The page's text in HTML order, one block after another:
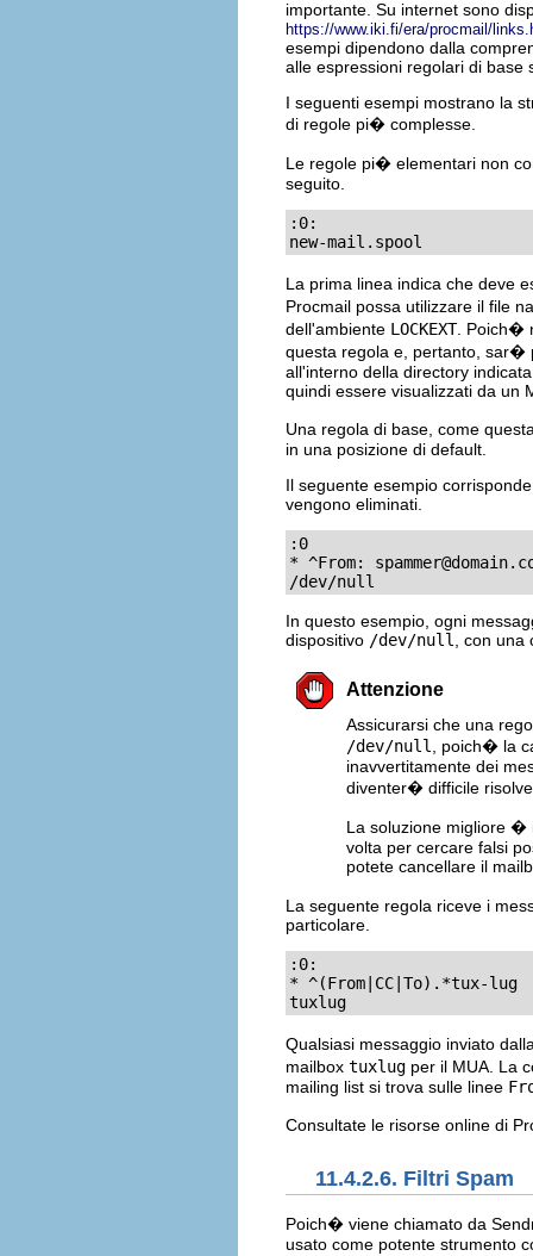
importante. Su internet sono
https://www.iki.fi/era/procmail/
esempi dipendono dalla
alle espressioni regolari di
I seguenti esempi mostrano la
di regole pi� complesse.
Le regole pi� elementari non
seguito.
:0:
new-mail.spool
La prima linea indica che deve
Procmail possa utilizzare il file
dell'ambiente LOCKEXT. Poich�
questa regola e, pertanto, sar�
all'interno della directory
quindi essere visualizzati da un
Una regola di base, come
in una posizione di default.
Il seguente esempio
vengono eliminati.
:0
* ^From:
/dev/null
In questo esempio, ogni
dispositivo /dev/null , con
Attenzione
Assicurarsi che una
/dev/null
, poich� la
inavvertitamente dei
diventer� difficile
La soluzione migliore �
volta per cercare falsi
potete cancellare il
La seguente regola riceve i
particolare.
:0:
* ^(From|CC|To).*tux-lug
tuxlug
Qualsiasi messaggio inviato
mailbox tuxlug per il MUA. La
mailing list si trova sulle linee
Consultate le risorse online di
11.4.2.6. Filtri Spam
Poich� viene chiamato da
usato come potente strumento